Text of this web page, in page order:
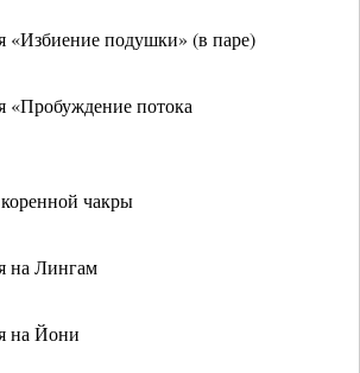
«Избиение подушки» (в паре)
«Пробуждение потока
чакры
на Лингам
на Йони